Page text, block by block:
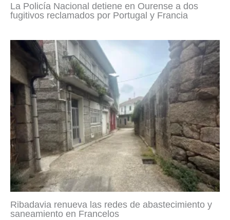
La Policía Nacional detiene en Ourense a dos
fugitivos reclamados por Portugal y Francia
Ribadavia renueva las redes de abastecimiento y
saneamiento en Francelos